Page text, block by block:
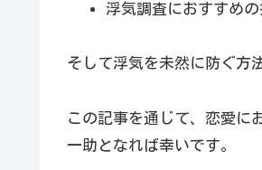
浮気調査におすすめ
そして浮気を未然に防ぐ方
この記事を通じて、恋愛に
一助となれば幸いです。